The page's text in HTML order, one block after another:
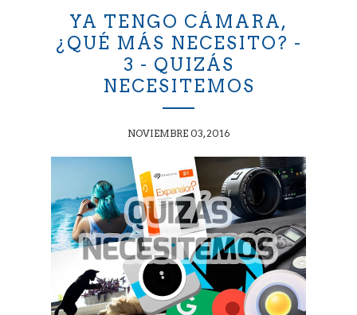
YA TENGO CÁMARA,
¿QUÉ MÁS NECESITO? -
3 - QUIZÁS
NECESITEMOS
NOVIEMBRE 03, 2016